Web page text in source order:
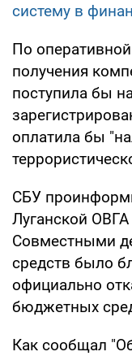
систему в
По
получения
поступила бы
оплатила бы
СБУ
Луганской
Совместными
средств было
официально
бюджетных
Как сообщал